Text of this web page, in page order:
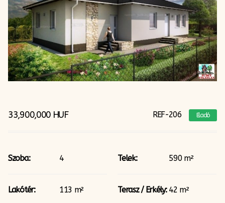
33,900,000 HUF REF-206 Eladó
Szoba: 4 Telek: 590 m²
Lakótér: 113 m² Terasz / Erkély: 42 m²